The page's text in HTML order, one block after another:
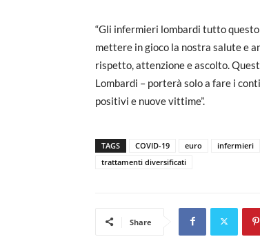
“Gli infermieri lombardi tutto
mettere in gioco la nostra salute e
rispetto, attenzione e ascolto.
Lombardi – porterà solo a fare i
positivi e nuove vittime”.
TAGS COVID-19 euro infermieri
trattamenti diversificati
Share